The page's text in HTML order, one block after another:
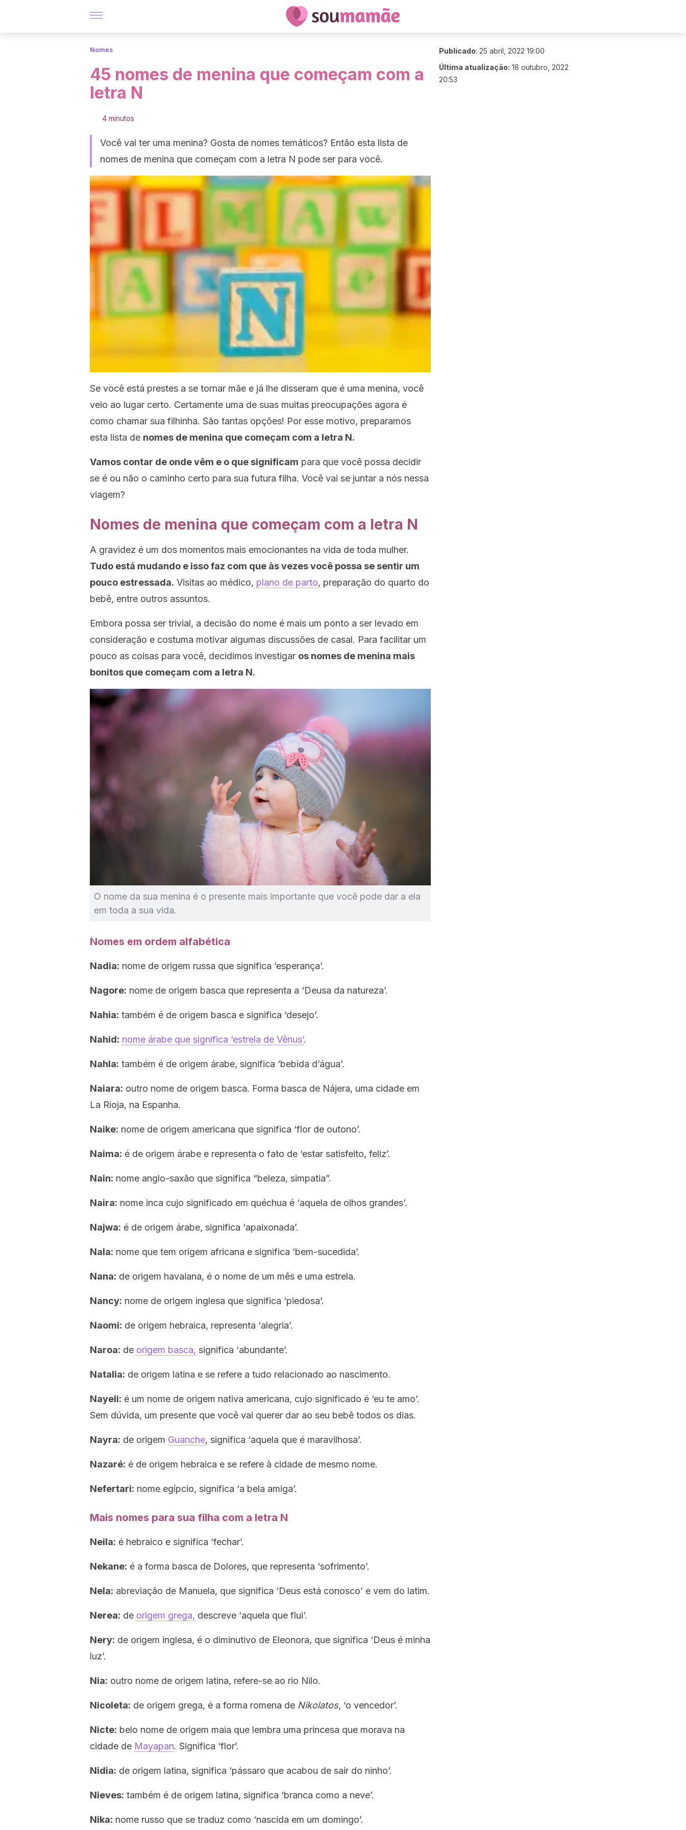
Nomes
45 nomes de menina que começam com a
letra N
4 minutos
Você vai ter uma menina? Gosta de nomes temáticos? Então esta lista de
nomes de menina que começam com a letra N pode ser para você.
Se você está prestes a se tornar mãe e já lhe disseram que é uma menina, você
veio ao lugar certo. Certamente uma de suas muitas preocupações agora é
como chamar sua filhinha. São tantas opções! Por esse motivo, preparamos
esta lista de nomes de menina que começam com a letra N.
Vamos contar de onde vêm e o que significam para que você possa decidir
se é ou não o caminho certo para sua futura filha. Você vai se juntar a nós nessa
viagem?
Nomes de menina que começam com a letra N
A gravidez é um dos momentos mais emocionantes na vida de toda mulher.
Tudo está mudando e isso faz com que às vezes você possa se sentir um
pouco estressada. Visitas ao médico, plano de parto, preparação do quarto do
bebê, entre outros assuntos.
Embora possa ser trivial, a decisão do nome é mais um ponto a ser levado em
consideração e costuma motivar algumas discussões de casal. Para facilitar um
pouco as coisas para você, decidimos investigar os nomes de menina mais
bonitos que começam com a letra N.
O nome da sua menina é o presente mais importante que você pode dar a ela
em toda a sua vida.
Nomes em ordem alfabética
Nadia: nome de origem russa que significa ‘esperança’.
Nagore: nome de origem basca que representa a ‘Deusa da natureza’.
Nahia: também é de origem basca e significa ‘desejo’.
Nahid: nome árabe que significa ‘estrela de Vênus’.
Nahla: também é de origem árabe, significa ‘bebida d’água’.
Naiara: outro nome de origem basca. Forma basca de Nájera, uma cidade em
La Rioja, na Espanha.
Naike: nome de origem americana que significa ‘flor de outono’.
Naima: é de origem árabe e representa o fato de ‘estar satisfeito, feliz’.
Nain: nome anglo-saxão que significa “beleza, simpatia”.
Naira: nome inca cujo significado em quéchua é ‘aquela de olhos grandes’.
Najwa: é de origem árabe, significa ‘apaixonada’.
Nala: nome que tem origem africana e significa ‘bem-sucedida’.
Nana: de origem havaiana, é o nome de um mês e uma estrela.
Nancy: nome de origem inglesa que significa ‘piedosa’.
Naomi: de origem hebraica, representa ‘alegria’.
Naroa: de origem basca, significa ‘abundante’.
Natalia: de origem latina e se refere a tudo relacionado ao nascimento.
Nayeli: é um nome de origem nativa americana, cujo significado é ‘eu te amo’.
Sem dúvida, um presente que você vai querer dar ao seu bebê todos os dias.
Nayra: de origem Guanche, significa ‘aquela que é maravilhosa’.
Nazaré: é de origem hebraica e se refere à cidade de mesmo nome.
Nefertari: nome egípcio, significa ‘a bela amiga’.
Mais nomes para sua filha com a letra N
Neila: é hebraico e significa ‘fechar’.
Nekane: é a forma basca de Dolores, que representa ‘sofrimento’.
Nela: abreviação de Manuela, que significa ‘Deus está conosco’ e vem do latim.
Nerea: de origem grega, descreve ‘aquela que flui’.
Nery: de origem inglesa, é o diminutivo de Eleonora, que significa ‘Deus é minha
luz’.
Nia: outro nome de origem latina, refere-se ao rio Nilo.
Nicoleta: de origem grega, é a forma romena de Nikolatos, ‘o vencedor’.
Nicte: belo nome de origem maia que lembra uma princesa que morava na
cidade de Mayapan. Significa ‘flor’.
Nidia: de origem latina, significa ‘pássaro que acabou de sair do ninho’.
Nieves: também é de origem latina, significa ‘branca como a neve’.
Nika: nome russo que se traduz como ‘nascida em um domingo’.
Publicado: 25 abril, 2022 19:00
Última atualização: 18 outubro, 2022
20:53